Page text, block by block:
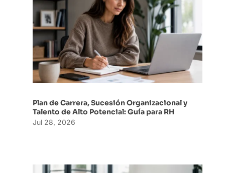
Plan de Carrera, Sucesión Organizacional y
Talento de Alto Potencial: Guía para RH
Jul 28, 2026